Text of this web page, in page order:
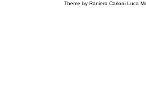
Theme by Raniero Carloni Luca